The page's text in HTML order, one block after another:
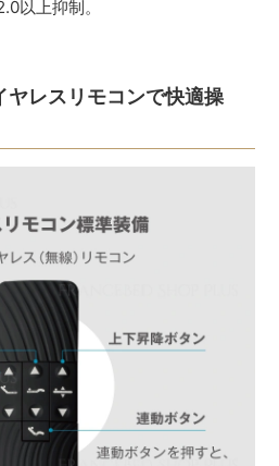
以上抑制。
ヤレスリモコンで快適操